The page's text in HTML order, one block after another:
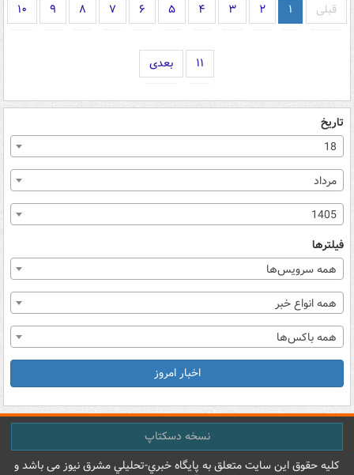
قبلی ۱ ۲ ۳ ۴ ۵ ۶ ۷ ۸ ۹ ۱۰
۱۱ بعدی
تاریخ
18
مرداد
1405
فیلترها
همه سرویس‌ها
همه انواع خبر
همه باکس‌ها
اخبار امروز
نسخه دسکتاپ
کليه حقوق اين سايت متعلق به پایگاه خبري-تحليلي مشرق نيوز می باشد و